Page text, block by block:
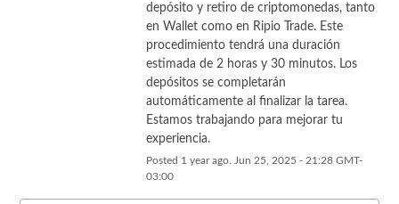
depósito y retiro de criptomonedas, tanto
en Wallet como en Ripio Trade. Este
procedimiento tendrá una duración
estimada de 2 horas y 30 minutos. Los
depósitos se completarán
automáticamente al finalizar la tarea.
Estamos trabajando para mejorar tu
experiencia.
Posted 1 year ago. Jun 25 2025 - 21:28GMT-
03:00